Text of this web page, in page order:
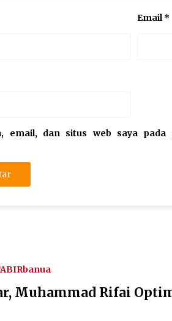
Email *
email, dan situs web saya
Muhammad Rifai